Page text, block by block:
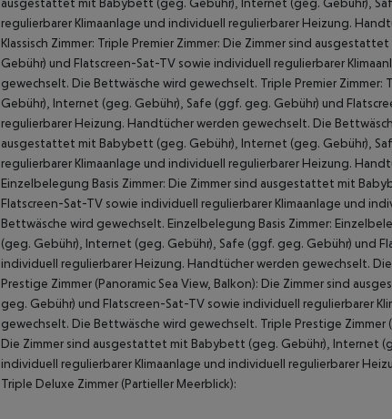
regulierbarer Klimaanlage und individuell regulierbarer Heizung.
Klassisch Zimmer: Triple Premier Zimmer: Die Zimmer sind
Gebühr) und Flatscreen-Sat-TV sowie individuell regulierbarer
gewechselt. Die Bettwäsche wird gewechselt. Triple Premier
Gebühr), Internet (geg. Gebühr), Safe (ggf. geg. Gebühr) und
regulierbarer Heizung. Handtücher werden gewechselt. Die
ausgestattet mit Babybett (geg. Gebühr), Internet (geg. Gebühr),
regulierbarer Klimaanlage und individuell regulierbarer Heizung.
Einzelbelegung Basis Zimmer: Die Zimmer sind ausgestattet mit
Flatscreen-Sat-TV sowie individuell regulierbarer Klimaanlage und
Bettwäsche wird gewechselt. Einzelbelegung Basis Zimmer:
(geg. Gebühr), Internet (geg. Gebühr), Safe (ggf. geg. Gebühr) und
individuell regulierbarer Heizung. Handtücher werden gewechselt.
Prestige Zimmer (Panoramic Sea View, Balkon): Die Zimmer sind
geg. Gebühr) und Flatscreen-Sat-TV sowie individuell regulierbarer
gewechselt. Die Bettwäsche wird gewechselt. Triple Prestige Zimmer
Die Zimmer sind ausgestattet mit Babybett (geg. Gebühr), Internet
individuell regulierbarer Klimaanlage und individuell regulierbarer
Triple Deluxe Zimmer (Partieller Meerblick):